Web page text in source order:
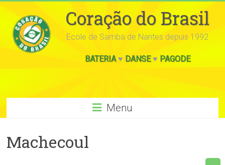
Coração do Brasil
Ecole de Samba de Nantes depuis 1992
BATERIA♥ DANSE♥ PAGODE
Menu
Machecoul